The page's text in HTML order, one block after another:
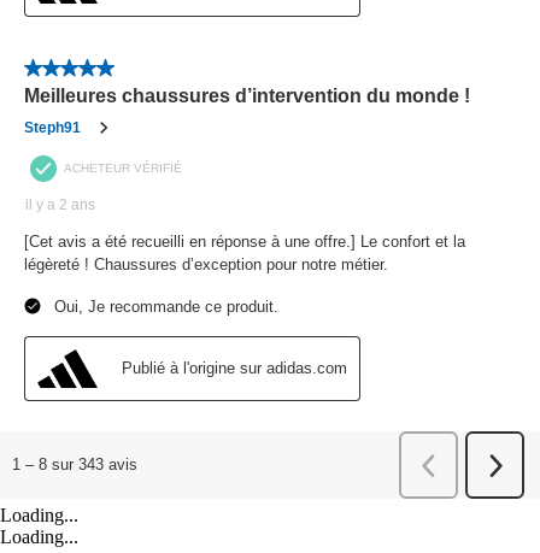
Loading...
Loading...